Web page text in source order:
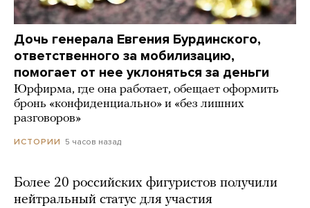
Дочь генерала Евгения Бурдинского,
ответственного за мобилизацию,
помогает от нее уклоняться за деньги
Юрфирма, где она работает, обещает оформить
бронь «конфиденциально» и «без лишних
разговоров»
ИСТОРИИ 5 часов назад
Более 20 российских фигуристов получили
нейтральный статус для участия